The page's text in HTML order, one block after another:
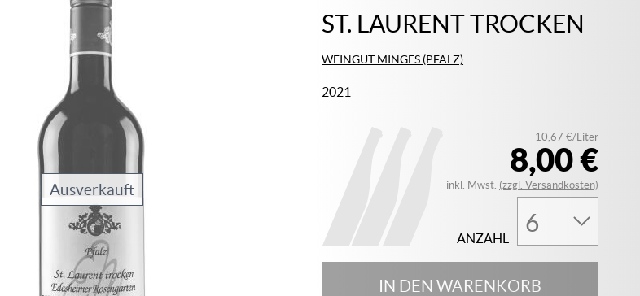
Ausverkauft
ST. LAURENT TROCKEN
WEINGUT MINGES (PFALZ)
2021
8,00 €
10,67 €/Liter
inkl. Mwst. (zzgl. Versandkosten)
ANZAHL
IN DEN WARENKORB